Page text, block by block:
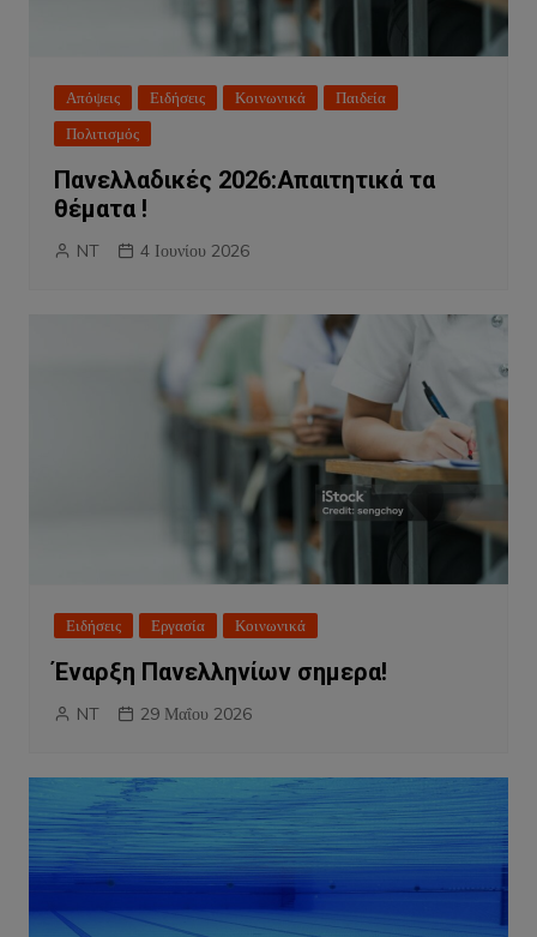
Απόψεις Ειδήσεις Κοινωνικά
Παιδεία
Πολιτισμός
Πανελλαδικές 2026:Απαιτητικά τα
θέματα !
NT 4 Ιουνίου 2026
Ειδήσεις Εργασία Κοινωνικά
Έναρξη Πανελληνίων σημερα!
NT 29 Μαΐου 2026